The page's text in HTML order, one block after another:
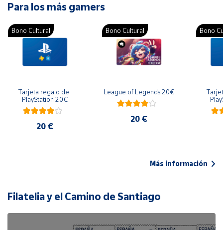
Para los más gamers
Bono Cultural
Tarjeta regalo de
PlayStation 20€
20 €
Bono Cultural
League of Legends 20€
20 €
Bono
Más información
Filatelia y el Camino de Santiago